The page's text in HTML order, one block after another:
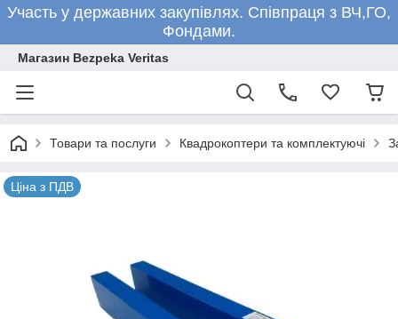
Участь у державних закупівлях. Співпраця з ВЧ,ГО,
Фондами.
Магазин Bezpeka Veritas
Товари та послуги Квадрокоптери та комплектуючі
Ціна з ПДВ